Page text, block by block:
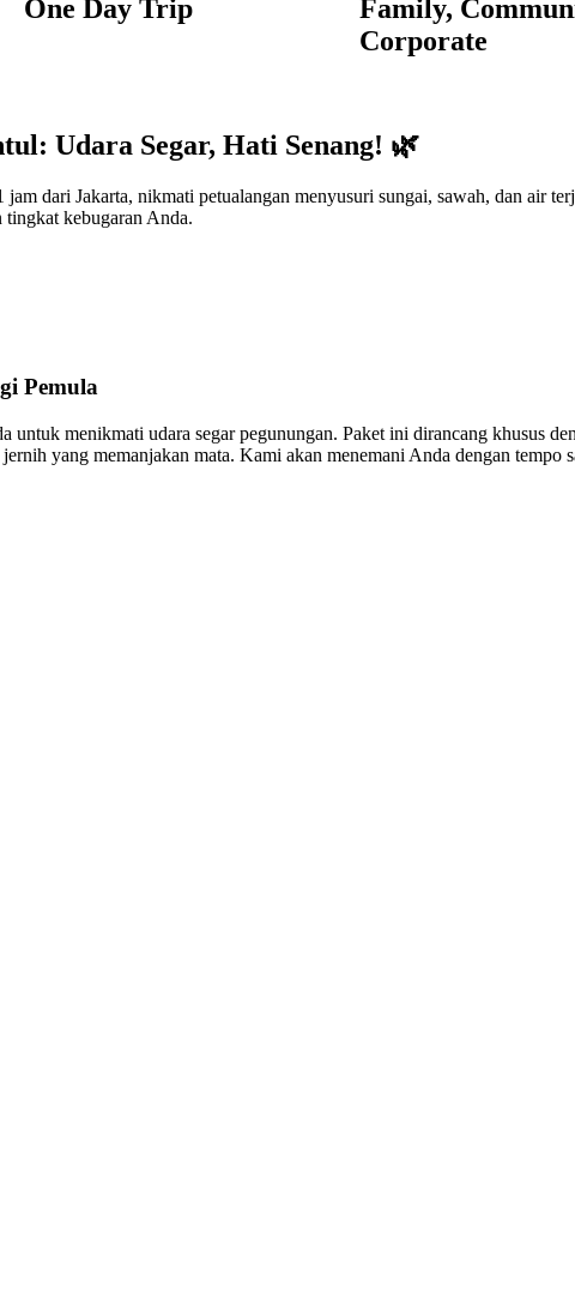
One Day Trip
Family,
Corporate
Udara Segar, Hati Senang! 🌿
dari Jakarta, nikmati petualangan menyusuri sungai, sawah, dan air
tingkat kebugaran Anda.
Pemula
untuk menikmati udara segar pegunungan. Paket ini dirancang khusus
yang memanjakan mata. Kami akan menemani Anda dengan